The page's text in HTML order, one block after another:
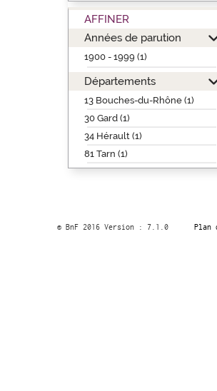
AFFINER
Années de parution
1900 - 1999 (1)
Départements
13 Bouches-du-Rhône (1)
30 Gard (1)
34 Hérault (1)
81 Tarn (1)
© BnF 2016 Version : 7.1.0 Plan